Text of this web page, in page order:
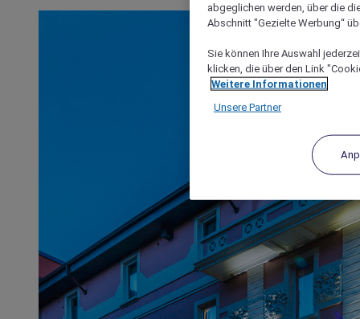
abgeglichen werden, über die
Abschnitt "Gezielte Werbung“
Sie können Ihre Auswahl
klicken, die über den Link
Weitere Informationen
Unsere Partner